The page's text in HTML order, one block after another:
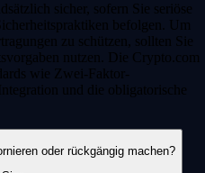
sicher, sofern Sie seriöse
befolgen. Um
zu schützen, sollten Sie
nutzen. Die Crypto.com
wie Zwei-Faktor-
und die obligatorische
oder rückgängig machen?